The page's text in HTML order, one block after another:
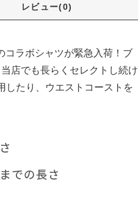
レビュー(0)
コラボシャツが緊急入荷！ブ
店でも長らくセレクトし続け
したり、ウエストコーストを